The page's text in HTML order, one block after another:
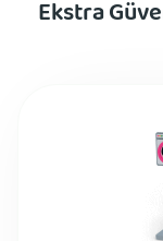
Ekstra